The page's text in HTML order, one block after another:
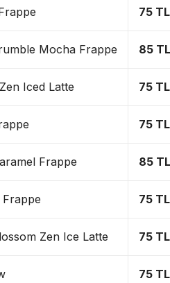
75 TL
Mocha Frappe 85 TL
Iced Latte 75 TL
75 TL
Frappe 85 TL
Frappe 75 TL
Zen Ice Latte 75 TL
75 TL